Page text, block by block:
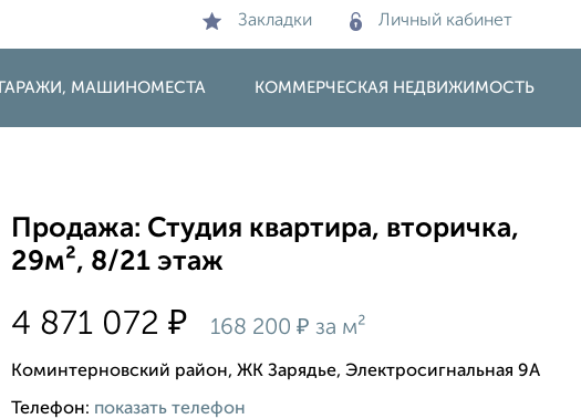
Закладки Личный кабинет
ГАРАЖИ, МАШИНОМЕСТА КОММЕРЧЕСКАЯ НЕДВИЖИМОСТЬ
Продажа: Студия квартира, вторичка,
29м², 8/21 этаж
4 871 072₽ 168 200₽ за м²
Коминтерновский район, ЖК Зарядье, Электросигнальная 9А
Телефон: показать телефон